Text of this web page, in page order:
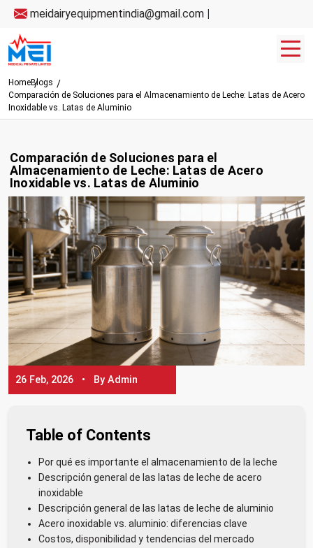
meidairyequipmentindia@gmail.com |
HomeBlogs
Comparación de Soluciones para el Almacenamiento de Leche: Latas de Acero
Inoxidable vs. Latas de Aluminio
Comparación de Soluciones para el
Almacenamiento de Leche: Latas de Acero
Inoxidable vs. Latas de Aluminio
26 Feb, 2026 • By Admin
Table of Contents
Por qué es importante el almacenamiento de la leche
Descripción general de las latas de leche de acero
inoxidable
Descripción general de las latas de leche de aluminio
Acero inoxidable vs. aluminio: diferencias clave
Costos, disponibilidad y tendencias del mercado